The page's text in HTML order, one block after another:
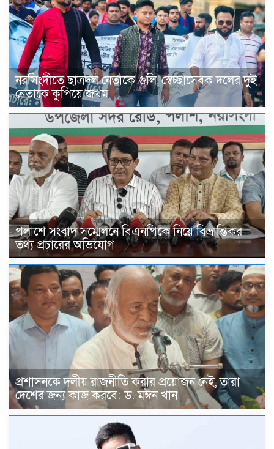
নরসিংদীতে ছাত্রদল নেতাকে গুলি, স্বেচ্ছাসেবক দলের দুই
নেতাকে কুপিয়ে জখম
পলাশে সংবাদ সম্মেলনে বিএনপিকে নিয়ে বিভ্রান্তিকর
তথ্য প্রচারের অভিযোগ
প্রশাসনকে দলীয় রাজনীতি করার প্রয়োজন নেই, তারা
দেশের জন্য কাজ করবে: ড. মঈন খান